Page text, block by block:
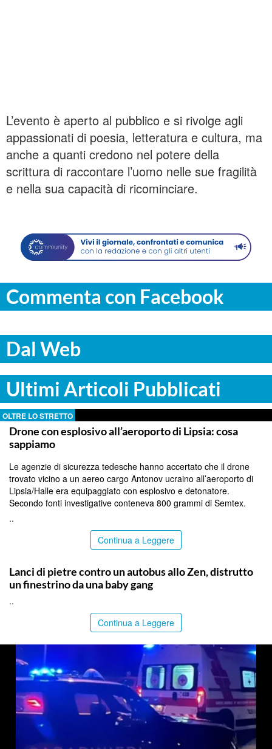
L’evento è aperto al pubblico e si rivolge agli
appassionati di poesia, letteratura e cultura, ma
anche a quanti credono nel potere della
scrittura di raccontare l’uomo nelle sue fragilità
e nella sua capacità di ricominciare.
Commenta con Facebook
Dal Web
Ultimi Articoli Pubblicati
OLTRE LO STRETTO
Drone con esplosivo all’aeroporto di Lipsia: cosa
sappiamo
Le agenzie di sicurezza tedesche hanno accertato che il drone
trovato vicino a un aereo cargo Antonov ucraino all’aeroporto di
Lipsia/Halle era equipaggiato con esplosivo e detonatore.
Secondo fonti investigative conteneva 800 grammi di Semtex.
..
Continua a Leggere
Lanci di pietre contro un autobus allo Zen, distrutto
un finestrino da una baby gang
..
Continua a Leggere